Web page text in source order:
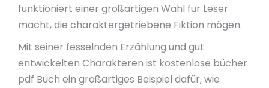
funktioniert einer großartigen Wahl für Leser
macht, die charaktergetriebene Fiktion mögen.
Mit seiner fesselnden Erzählung und gut
entwickelten Charakteren ist kostenlose bücher
pdf Buch ein großartiges Beispiel dafür, wie